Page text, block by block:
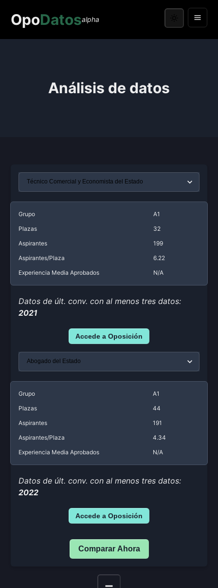
OpoDatosalpha
Análisis de datos
Grupo
A1
Plazas
32
Aspirantes
199
Aspirantes/Plaza
6.22
Experiencia Media Aprobados
N/A
Datos de últ. conv. con al menos tres datos:
2021
Accede a Oposición
Grupo
A1
Plazas
44
Aspirantes
191
Aspirantes/Plaza
4.34
Experiencia Media Aprobados
N/A
Datos de últ. conv. con al menos tres datos:
2022
Accede a Oposición
Comparar Ahora